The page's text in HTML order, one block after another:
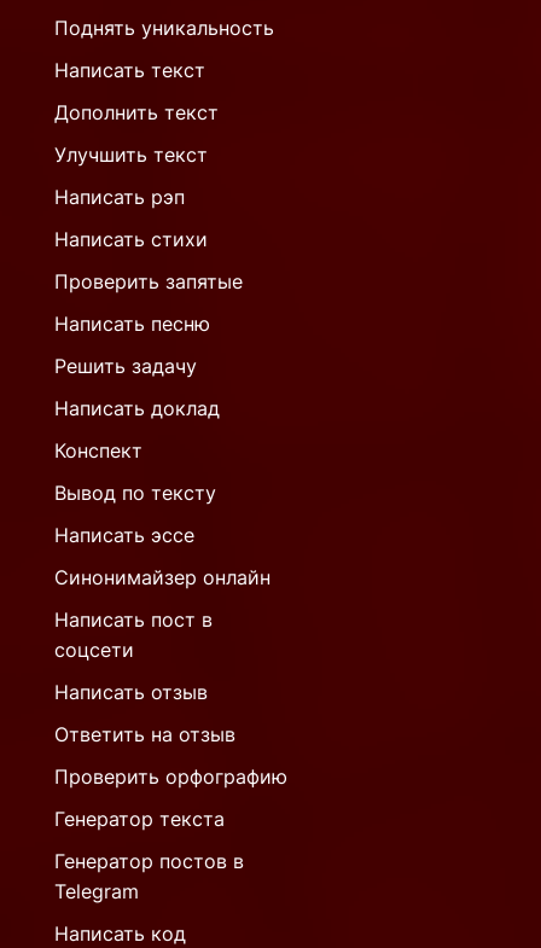
Поднять уникальность
Написать текст
Дополнить текст
Улучшить текст
Написать рэп
Написать стихи
Проверить запятые
Написать песню
Решить задачу
Написать доклад
Конспект
Вывод по тексту
Написать эссе
Синонимайзер онлайн
Написать пост в
соцсети
Написать отзыв
Ответить на отзыв
Проверить орфографию
Генератор текста
Генератор постов в
Telegram
Написать код